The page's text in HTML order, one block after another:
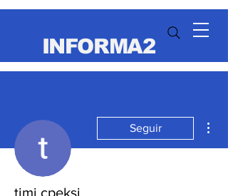
INFORMA2
Seguir
timi cpeksi